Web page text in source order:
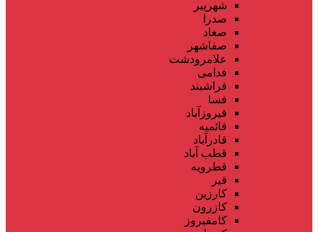
شهرپیر
صدرا
صغاد
صفاشهر
علامرودشت
فدامی
فراشبند
فسا
فیروزآباد
قائمیه
قادرآباد
قطب آباد
قطرویه
قیر
کارزین
کازرون
کامفیروز